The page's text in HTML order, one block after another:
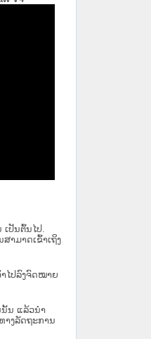
ປັນ​ຕົ້ນ​ໄປ.
າມາດເຂົ້າເຖິງ
ໄປລົງຈົດໝາຍ
ນ ແລ້ວນໍາ
ງ​ລັດ​ຖະ​ການ